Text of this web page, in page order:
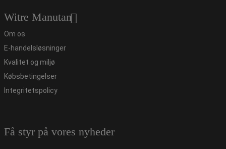
Witre Manutan
Om os
E-handelsløsninger
Kvalitet og miljø
Købsbetingelser
Integritetspolicy
Få styr på vores nyheder